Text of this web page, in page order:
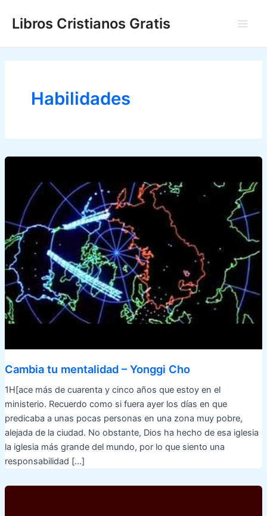
Libros Cristianos Gratis
Habilidades
Cambia tu mentalidad – Yonggi Cho
1H[ace más de cuarenta y cinco años que estoy en el
ministerio. Recuerdo como si fuera ayer los días en que
predicaba a unas pocas personas en una zona muy pobre,
alejada de la ciudad. No obstante, Dios ha hecho de esa iglesia
la iglesia más grande del mundo, por lo que siento una
responsabilidad […]